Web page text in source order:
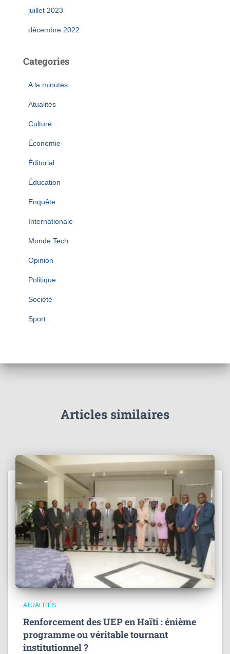
juillet 2023
décembre 2022
Categories
A la minutes
Atualités
Culture
Économie
Éditorial
Éducation
Enquête
Internationale
Monde Tech
Opinion
Politique
Société
Sport
Articles similaires
ATUALITÉS
Renforcement des UEP en Haïti : énième
programme ou véritable tournant
institutionnel ?